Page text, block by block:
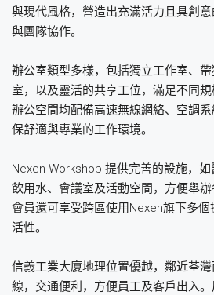
與現代風格，營造出充滿活力且具創
與團隊協作。
辦公室類型多樣，包括獨立工作室、
室，以及靈活的共享工位，滿足不同
辦公空間均配備高速無線網絡、空調
保舒適與專業的工作環境。
Nexen Workshop 提供完善的設施，
飲用水、會議室及活動空間，方便舉辦
會員還可享受跨區使用Nexen旗下多
活性。
信義工業大廈地理位置優越，鄰近荃
線，交通便利，方便員工及客戶出入